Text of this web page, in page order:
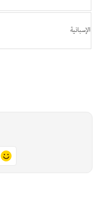
الإسبانية